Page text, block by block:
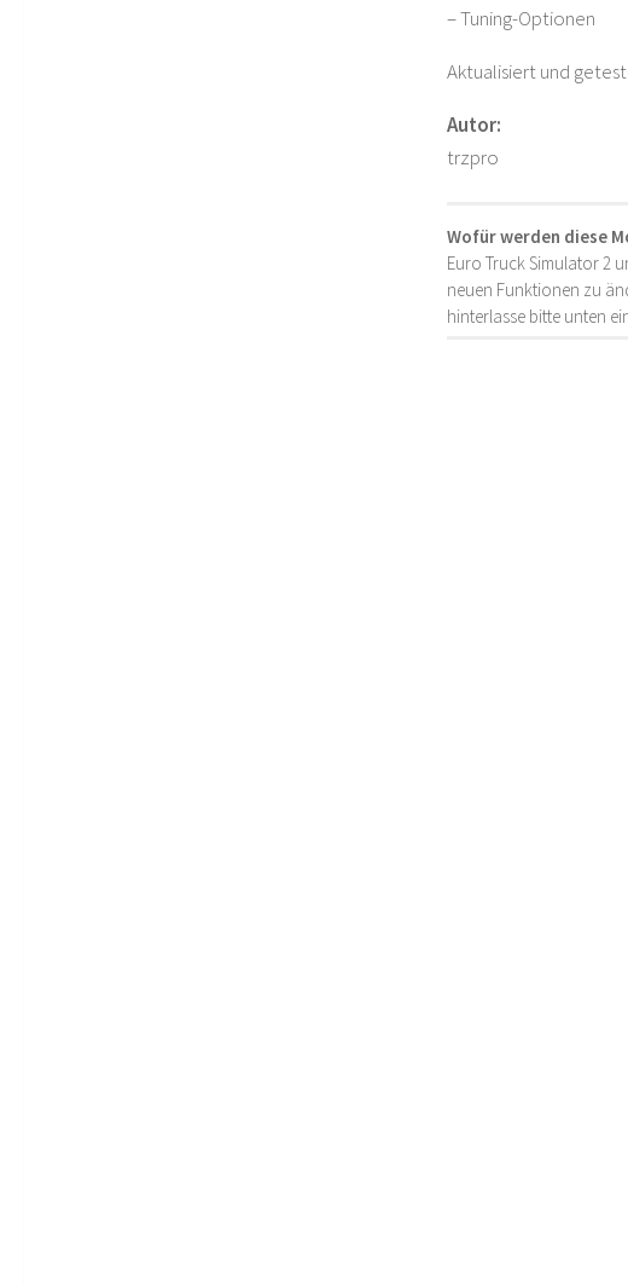
– Tuning-Optionen
Aktualisiert und
Autor:
trzpro
Wofür werden diese
Euro Truck Simulator 2
neuen Funktionen zu
hinterlasse bitte unten